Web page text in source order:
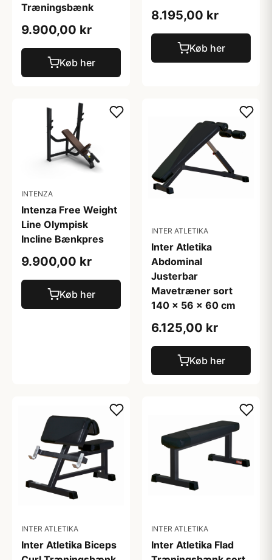
Træningsbænk
9.900,00 kr
Køb her
8.195,00 kr
Køb her
INTENZA
Intenza Free Weight
Line Olympisk
Incline Bænkpres
9.900,00 kr
Køb her
INTER ATLETIKA
Inter Atletika
Abdominal
Justerbar
Mavetræner sort
140 x 56 x 60 cm
6.125,00 kr
Køb her
INTER ATLETIKA
Inter Atletika Biceps
INTER ATLETIKA
Inter Atletika Flad